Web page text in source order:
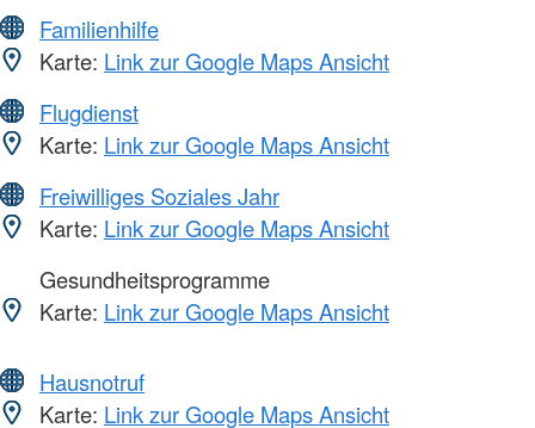
Familienhilfe
Karte: Link zur Google Maps Ansicht
Flugdienst
Karte: Link zur Google Maps Ansicht
Freiwilliges Soziales Jahr
Karte: Link zur Google Maps Ansicht
Gesundheitsprogramme
Karte: Link zur Google Maps Ansicht
Hausnotruf
Karte: Link zur Google Maps Ansicht